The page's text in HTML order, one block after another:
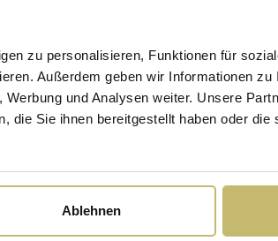
zu personalisieren, Funktionen für
Außerdem geben wir Informationen zu
und Analysen weiter. Unsere
die Sie ihnen bereitgestellt haben oder
Ablehnen
Möbel Form
Grifftyp
Montage & Lieferung
Montageart